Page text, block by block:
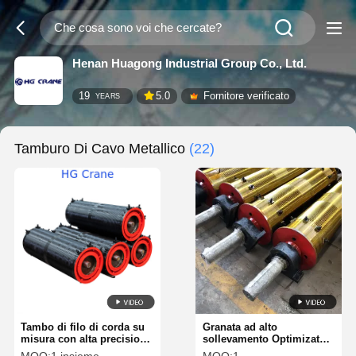
Henan Huagong Industrial Group Co., Ltd.
19 YEARS 5.0 Fornitore verificato
Tamburo Di Cavo Metallico (22)
Tambo di filo di corda su
misura con alta precisione
di montaggio e capacità di
Granata ad alto
sollevamento Optimizato
Multi-Layer Winding Wire